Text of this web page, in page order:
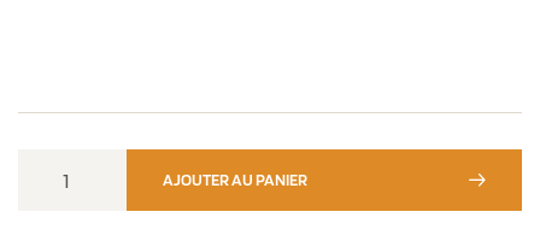
AJOUTER AU PANIER